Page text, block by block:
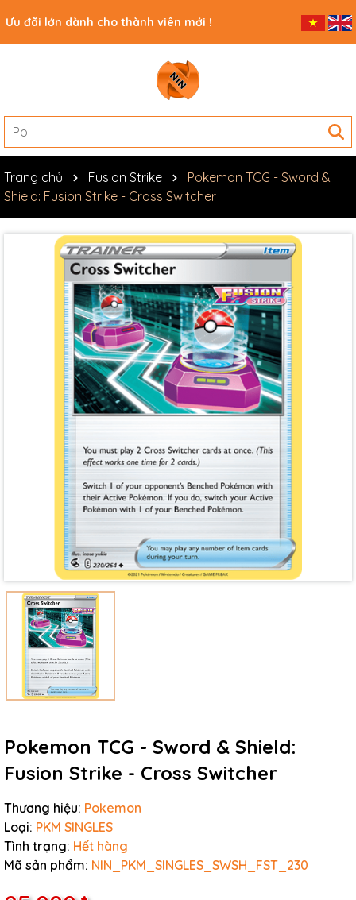
Ưu đãi lớn dành cho thành viên mới !
Trang chủ Fusion Strike
Pokemon TCG - Sword &
Shield: Fusion Strike - Cross Switcher
Pokemon TCG - Sword & Shield:
Fusion Strike - Cross Switcher
Thương hiệu: Pokemon
Loại: PKM SINGLES
Tình trạng: Hết hàng
Mã sản phẩm: NIN_PKM_SINGLES_SWSH_FST_230
Mã giảm giá:
Ngày hết hạn:
Điều kiện: